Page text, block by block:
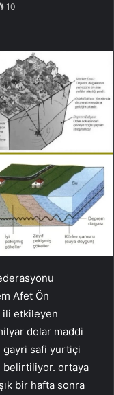
10
Afet Ön
ili etkileyen
dolar maddi
gayri safi yurtiçi
belirtiliyor. ortaya
bir hafta sonra